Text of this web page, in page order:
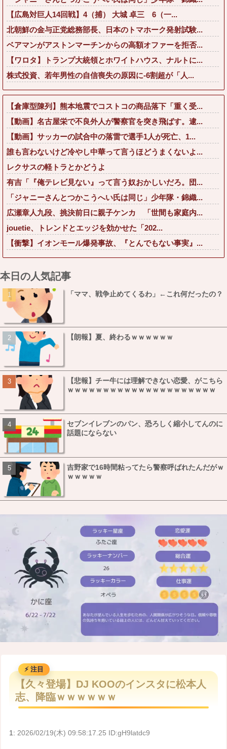
【広島対巨人14回戦】4（捕） 大城 卓三 6（一...
北朝鮮の金与正党総務部長、日本のトマホーク発射試験...
ベアマンがアストンマーチンからの高額オファーを拒否...
【ワロタ】トランプ大統領とホワイトハウス、ナルトに...
株式投資、若年男性の自信喪失の原因に-6割超が「人...
【倉庫型陳列】熊本地震でコストコの商品落下「重く受...
【動画】名古屋栄で不良外人が警察官を突き飛ばす。逮...
【動画】サッカーの試合中の落雷で選手1人が死亡、1...
誰も言わないけど冷やし中華って言うほどうまくないよ...
レクサスの軽トラとかどうよ
有吉「『俺テレビ見ない』って言う奴おかしいだろ。団...
「ジャニーさんとつかこうへい氏は同じ」少年隊・錦織...
広瀬章人九段、挑決前日に親子ケンカ 「世間も家庭内...
jouetie、トレンドとエッジを効かせた「202...
【衝撃】イオンモール爆発事故、『とんでもない事実』...
本日の人気記事
「ママ、戦争止めてくるわ」←これ何だったの？
【朗報】夏、終わるｗｗｗｗｗｗ
【悲報】チー牛には理解できない恋愛、がこちら
ｗｗｗｗｗｗｗｗｗｗｗｗｗｗｗｗｗｗｗｗｗ
セブンイレブンのパン、恐ろしく縮小してんのに
話題にならない
吉野家で16時間粘ってたら警察呼ばれたんだがｗ
ｗｗｗｗｗ
M
u
【久々登場】DJ KOOのインスタに松本人
志、降臨ｗｗｗｗｗｗ
1:2026/02/19(木) 09:58:17.25 ID:gH9latdc9